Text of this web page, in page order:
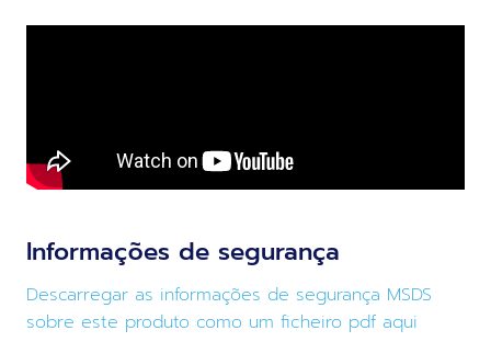
Informações de segurança
Descarregar as informações de segurança MSDS
sobre este produto como um ficheiro pdf aqui